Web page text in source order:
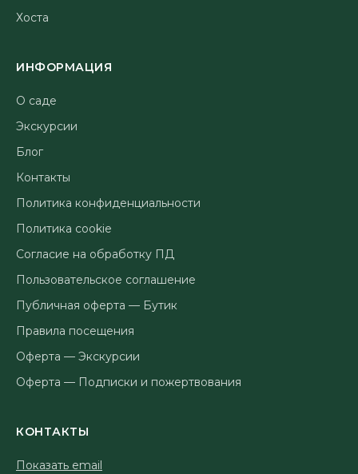
Хоста
ИНФОРМАЦИЯ
О саде
Экскурсии
Блог
Контакты
Политика конфиденциальности
Политика cookie
Согласие на обработку ПД
Пользовательское соглашение
Публичная оферта — Бутик
Правила посещения
Оферта — Экскурсии
Оферта — Подписки и пожертвования
КОНТАКТЫ
Показать email